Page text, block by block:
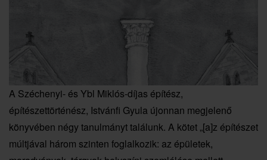
A Széchenyi- és Ybl Miklós-díjas építész,
építészettörténész, Istvánfi Gyula újonnan megjelenő
könyvében négy tanulmányt találunk. A kötet „[a]z építészet
múltjával három szinten foglalkozik: az épületek,